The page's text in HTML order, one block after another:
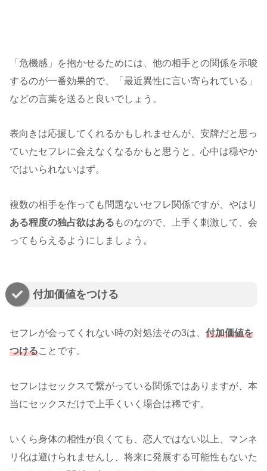
「危機感」を抱かせるためには、他の相手との関係を示唆
するのが一番効果的で、「最近異性に言い寄られている」
などの言葉を送ると良いでしょう。
表向きは応援してくれるかもしれませんが、安牌だと思っ
ていたセフレに会えなくなるかもと思うと、心中は穏やか
ではいられないはず。
複数の相手を作っても問題ないセフレ関係ですが、やはり
ある程度の独占欲はある ものなので、上手く刺激して、会
ってもらえるようにしましょう。
付加価値をつける
セフレが会ってくれない時の対処法その3は、 付加価値を
つけることです。
セフレはセックスで繋がっている関係ではありますが、本
当にセックスだけで上手くいく場合は稀です。
いくら身体の相性が良くても、恋人ではない以上、マンネ
リ化は避けられませんし、将来に発展する可能性もないた